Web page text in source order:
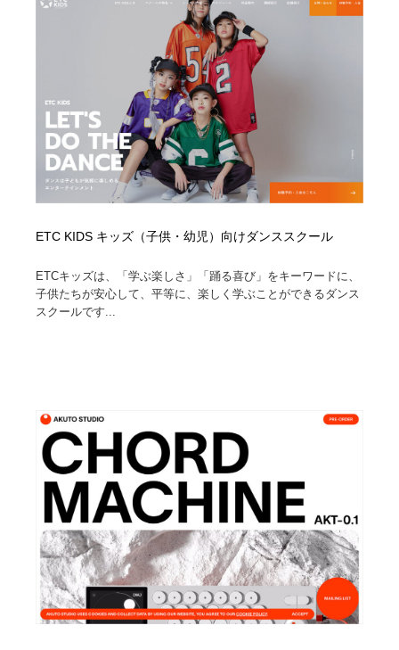
ETC KIDS キッズ（子供・幼児）向けダンススクール
ETCキッズは、「学ぶ楽しさ」「踊る喜び」をキーワードに、
子供たちが安心して、平等に、楽しく学ぶことができるダンス
スクールです...